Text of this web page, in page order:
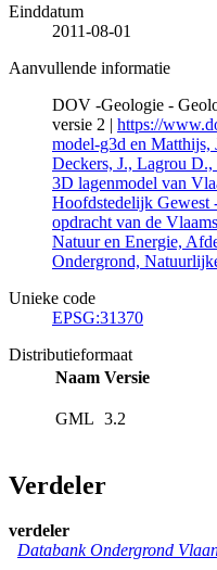
Einddatum
2011-08-01
Aanvullende informatie
DOV -Geologie -
versie 2 | https://
model-g3d en
Deckers, J., Lagrou
3D lagenmodel van
Hoofdstedelijk Gewest
opdracht van de
Natuur en Energie,
Ondergrond,
Unieke code
EPSG:31370
Distributieformaat
Naam Versie
GML 3.2
Verdeler
verdeler
Databank Ondergrond